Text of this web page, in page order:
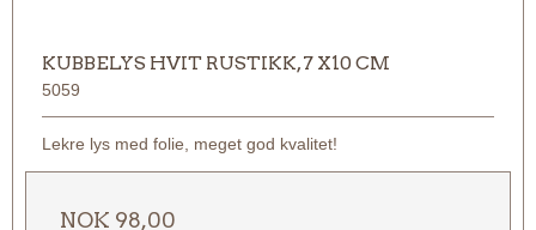
KUBBELYS HVIT RUSTIKK, 7 X10 CM
5059
Lekre lys med folie, meget god kvalitet!
NOK 98,00